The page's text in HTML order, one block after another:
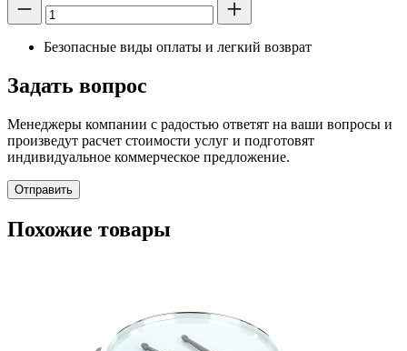
Безопасные виды оплаты и легкий возврат
Задать вопрос
Менеджеры компании с радостью ответят на ваши вопросы и
произведут расчет стоимости услуг и подготовят
индивидуальное коммерческое предложение.
Отправить
Похожие товары